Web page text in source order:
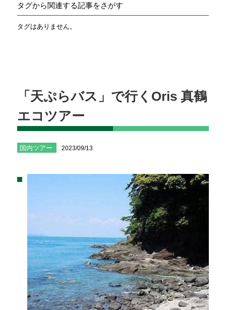
タグから関連する記事をさがす
タグはありません。
「天ぷらバス」で行くOris 真鶴
エコツアー
国内ツアー 2023/09/13